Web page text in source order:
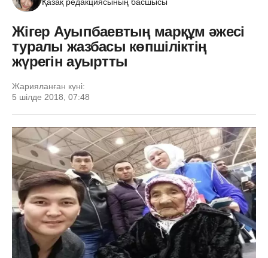
Жігер Ауыпбаевтың марқұм әжесі
туралы жазбасы көпшіліктің
жүрегін ауыртты
Жарияланған күні:
5 шілде 2018, 07:48